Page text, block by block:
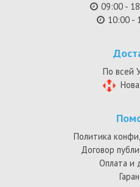
09:00 -
10:00 -
По всей
Политика
Договор
Оплата и